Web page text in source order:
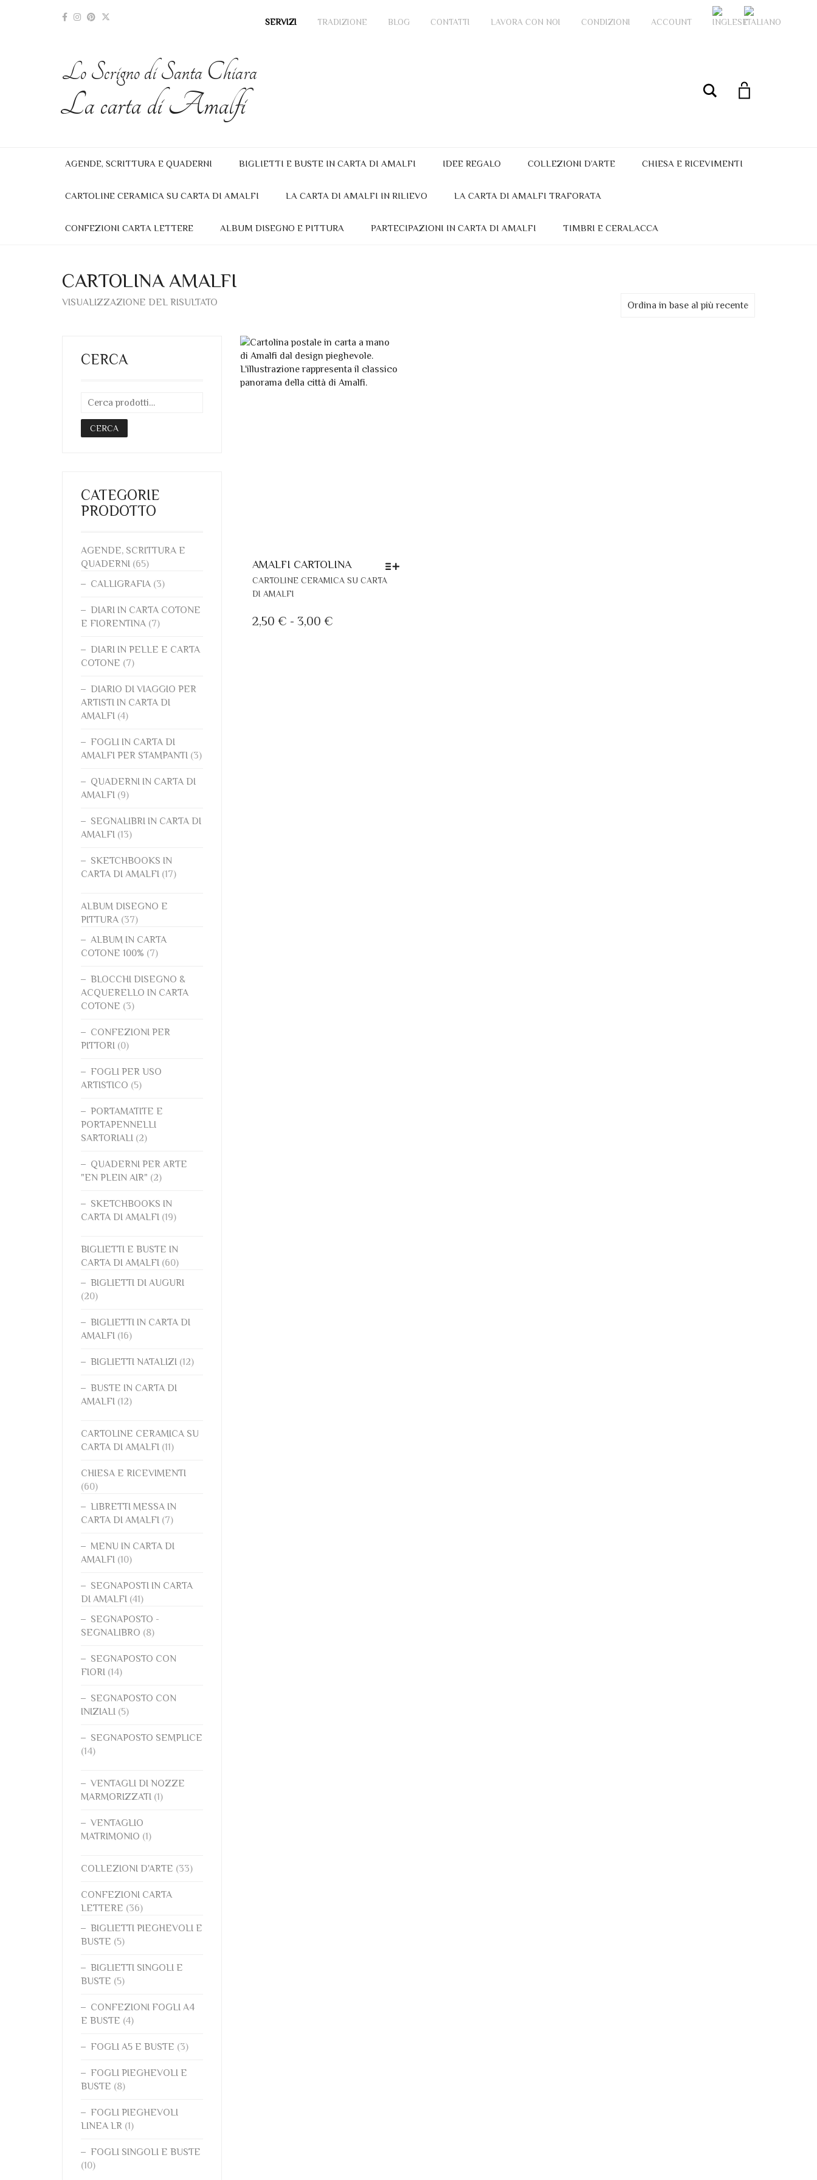
SERVIZI TRADIZIONE BLOG CONTATTI LAVORA CON NOI CONDIZIONI ACCOUNT
Lo Scrigno di Santa Chiara
La carta di Amalfi
My Account
Cerca
AGENDE, SCRITTURA E QUADERNI BIGLIETTI E BUSTE IN CARTA DI AMALFI IDEE REGALO COLLEZIONI D’ARTE CHIESA E RICEVIMENTI
CARTOLINE CERAMICA SU CARTA DI AMALFI LA CARTA DI AMALFI IN RILIEVO LA CARTA DI AMALFI TRAFORATA
CONFEZIONI CARTA LETTERE ALBUM DISEGNO E PITTURA PARTECIPAZIONI IN CARTA DI AMALFI TIMBRI E CERALACCA
CARTOLINA AMALFI
VISUALIZZAZIONE DEL RISULTATO Ordina in base al più recente
AMALFI CARTOLINA
CARTOLINE CERAMICA SU CARTA
DI AMALFI
2,50 € - 3,00 €FASCIA
CERCA
CERCA
CATEGORIE
PRODOTTO
AGENDE, SCRITTURA E
QUADERNI (65)
CALLIGRAFIA (3)
DIARI IN CARTA COTONE
E FIORENTINA (7)
DIARI IN PELLE E CARTA
COTONE (7)
DIARIO DI VIAGGIO PER
ARTISTI IN CARTA DI
AMALFI (4)
FOGLI IN CARTA DI
AMALFI PER STAMPANTI (3)
QUADERNI IN CARTA DI
AMALFI (9)
SEGNALIBRI IN CARTA DI
AMALFI (13)
SKETCHBOOKS IN
CARTA DI AMALFI (17)
ALBUM DISEGNO E
PITTURA (37)
ALBUM IN CARTA
COTONE 100% (7)
BLOCCHI DISEGNO &
ACQUERELLO IN CARTA
COTONE (3)
CONFEZIONI PER
PITTORI (0)
FOGLI PER USO
ARTISTICO (5)
PORTAMATITE E
PORTAPENNELLI
SARTORIALI (2)
QUADERNI PER ARTE
"EN PLEIN AIR" (2)
SKETCHBOOKS IN
CARTA DI AMALFI (19)
BIGLIETTI E BUSTE IN
CARTA DI AMALFI (60)
BIGLIETTI DI AUGURI
(20)
BIGLIETTI IN CARTA DI
AMALFI (16)
BIGLIETTI NATALIZI (12)
BUSTE IN CARTA DI
AMALFI (12)
CARTOLINE CERAMICA SU
CARTA DI AMALFI (11)
CHIESA E RICEVIMENTI
(60)
LIBRETTI MESSA IN
CARTA DI AMALFI (7)
MENU IN CARTA DI
AMALFI (10)
SEGNAPOSTI IN CARTA
DI AMALFI (41)
SEGNAPOSTO -
SEGNALIBRO (8)
SEGNAPOSTO CON
FIORI (14)
SEGNAPOSTO CON
INIZIALI (5)
SEGNAPOSTO SEMPLICE
(14)
VENTAGLI DI NOZZE
MARMORIZZATI (1)
VENTAGLIO
MATRIMONIO (1)
COLLEZIONI D'ARTE (33)
CONFEZIONI CARTA
LETTERE (36)
BIGLIETTI PIEGHEVOLI E
BUSTE (5)
BIGLIETTI SINGOLI E
BUSTE (5)
CONFEZIONI FOGLI A4
E BUSTE (4)
FOGLI A5 E BUSTE (3)
FOGLI PIEGHEVOLI E
BUSTE (8)
FOGLI PIEGHEVOLI
LINEA LR (1)
FOGLI SINGOLI E BUSTE
(10)